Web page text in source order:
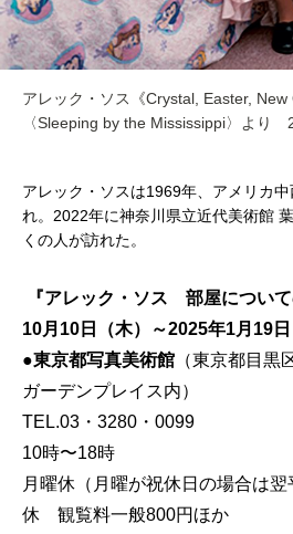
アレック・ソス《Crystal, Easter, New
〈Sleeping by the Mississippi〉よ
アレック・ソスは1969年、アメリカ
れ。2022年に神奈川県立近代美術館
くの人が訪れた。
『アレック・ソス 部屋について
10月10日（木）～2025年1月19日
●東京都写真美術館 （東京都目黒
ガーデンプレイス内）
TEL.03・3280・0099
10時〜18時
月曜休（月曜が祝休日の場合は
休 観覧料一般800円ほか